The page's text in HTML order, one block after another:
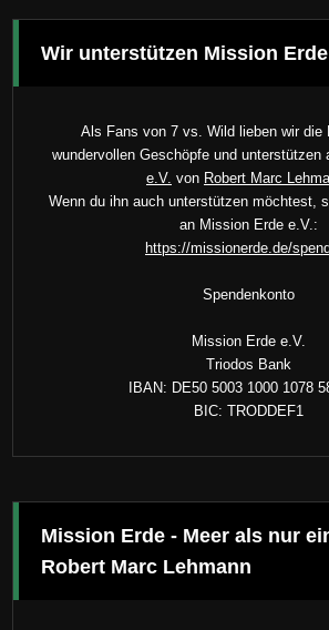
Wir unterstützen Mission Erde
Als Fans von 7 vs. Wild lieben wir die
wundervollen Geschöpfe und unterstützen
e.V. von Robert Marc
Wenn du ihn auch unterstützen möchtest,
an Mission Erde e.V.:
https://missionerde.de/
Spendenkonto
Mission Erde e.V.
Triodos Bank
IBAN: DE50 5003 1000 1078
BIC: TRODDEF1
Mission Erde - Meer als nur
Robert Marc Lehmann